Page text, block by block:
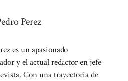
Perez
es un apasionado
y el actual redactor en jefe
Con una trayectoria de